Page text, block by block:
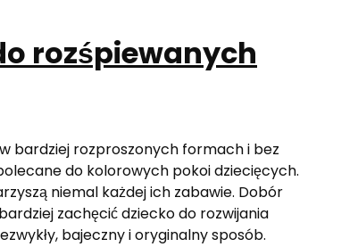
rozśpiewanych
bardziej rozproszonych formach i bez
do kolorowych pokoi dziecięcych.
niemal każdej ich zabawie. Dobór
zachęcić dziecko do rozwijania
bajeczny i oryginalny sposób.